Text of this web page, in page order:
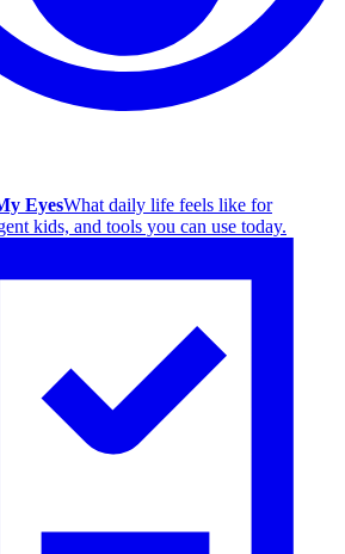
EyesWhat daily life feels like for
kids, and tools you can use today.